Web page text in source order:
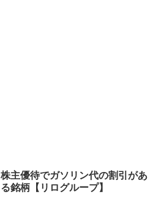
株主優待でガソリン代の割引があ
る銘柄【リログループ】